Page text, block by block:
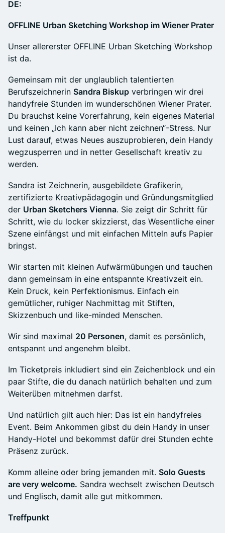
DE:
OFFLINE Urban Sketching Workshop im Wiener Prater
Unser allererster OFFLINE Urban Sketching Workshop
ist da.
Gemeinsam mit der unglaublich talentierten
Berufszeichnerin Sandra Biskup verbringen wir drei
handyfreie Stunden im wunderschönen Wiener Prater.
Du brauchst keine Vorerfahrung, kein eigenes Material
und keinen „Ich kann aber nicht zeichnen“-Stress. Nur
Lust darauf, etwas Neues auszuprobieren, dein Handy
wegzusperren und in netter Gesellschaft kreativ zu
werden.
Sandra ist Zeichnerin, ausgebildete Grafikerin,
zertifizierte Kreativpädagogin und Gründungsmitglied
der Urban Sketchers Vienna. Sie zeigt dir Schritt für
Schritt, wie du locker skizzierst, das Wesentliche einer
Szene einfängst und mit einfachen Mitteln aufs Papier
bringst.
Wir starten mit kleinen Aufwärmübungen und tauchen
dann gemeinsam in eine entspannte Kreativzeit ein.
Kein Druck, kein Perfektionismus. Einfach ein
gemütlicher, ruhiger Nachmittag mit Stiften,
Skizzenbuch und like-minded Menschen.
Wir sind maximal 20 Personen, damit es persönlich,
entspannt und angenehm bleibt.
Im Ticketpreis inkludiert sind ein Zeichenblock und ein
paar Stifte, die du danach natürlich behalten und zum
Weiterüben mitnehmen darfst.
Und natürlich gilt auch hier: Das ist ein handyfreies
Event. Beim Ankommen gibst du dein Handy in unser
Handy-Hotel und bekommst dafür drei Stunden echte
Präsenz zurück.
Komm alleine oder bring jemanden mit. Solo Guests
are very welcome. Sandra wechselt zwischen Deutsch
und Englisch, damit alle gut mitkommen.
Treffpunkt